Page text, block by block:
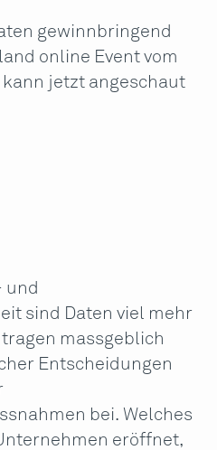
gewinnbringend
online Event vom
jetzt angeschaut
und
sind Daten viel mehr
tragen massgeblich
Entscheidungen
bei. Welches
eröffnet,